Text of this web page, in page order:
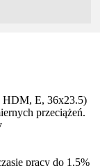
HDM, E, 36x23.5)
przeciążeń.
pracy do 1,5%